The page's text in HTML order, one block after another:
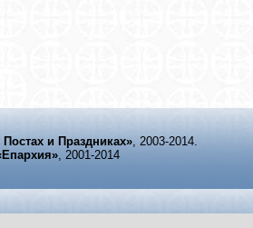
и Праздниках», 2003-2014.
, 2001-2014